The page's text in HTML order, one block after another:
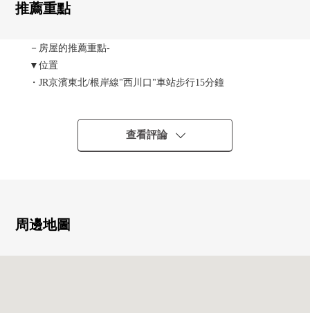
推薦重點
－房屋的推薦重點-
▼位置
・JR京濱東北/根岸線"西川口"車站步行15分鐘
・閒靜的住宅區
・陽光在西北角地良好
查看評論
周邊地圖